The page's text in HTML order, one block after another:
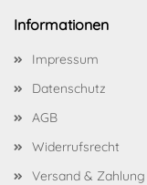
Informationen
Impressum
Datenschutz
AGB
Widerrufsrecht
Versand & Zahlung